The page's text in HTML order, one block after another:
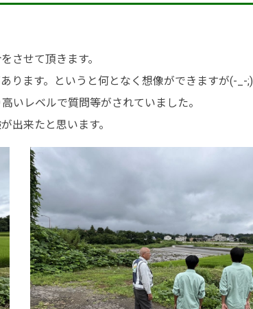
させて頂きます。
ります。というと何となく想像ができますが(-_-;)
いレベルで質問等がされていました。
出来たと思います。